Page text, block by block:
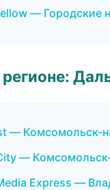
— Городские
— Комсомольск-
—
Express —